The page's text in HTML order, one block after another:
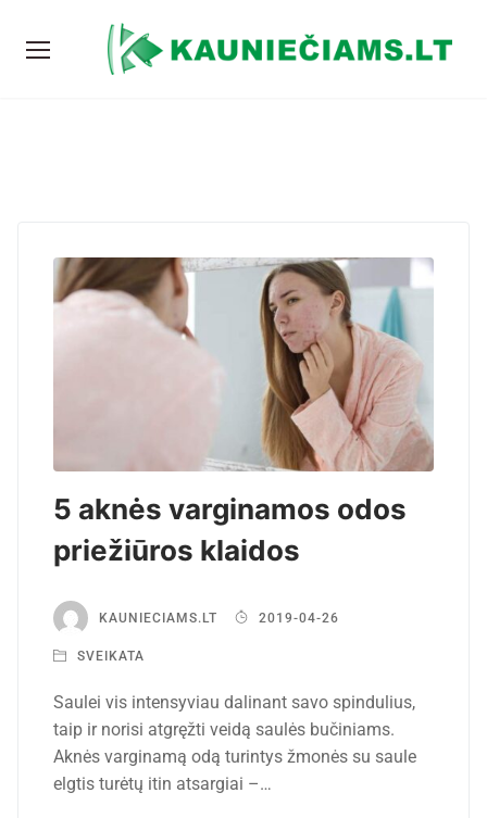
5 aknės varginamos odos
priežiūros klaidos
KAUNIECIAMS.LT 2019-04-26
SVEIKATA
Saulei vis intensyviau dalinant savo spindulius,
taip ir norisi atgręžti veidą saulės bučiniams.
Aknės varginamą odą turintys žmonės su saule
elgtis turėtų itin atsargiai –…